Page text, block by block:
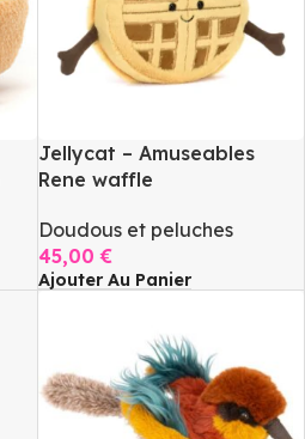
Jellycat – Amuseables
Rene waffle
Doudous et peluches
45,00€
Ajouter Au Panier